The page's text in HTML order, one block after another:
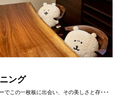
ング
でこの一枚板に出会い、その美しさと存･･･